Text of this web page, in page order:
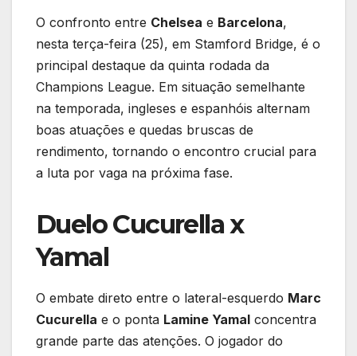
O confronto entre Chelsea e Barcelona,
nesta terça-feira (25), em Stamford Bridge, é o
principal destaque da quinta rodada da
Champions League. Em situação semelhante
na temporada, ingleses e espanhóis alternam
boas atuações e quedas bruscas de
rendimento, tornando o encontro crucial para
a luta por vaga na próxima fase.
Duelo Cucurella x
Yamal
O embate direto entre o lateral-esquerdo Marc
Cucurella e o ponta Lamine Yamal concentra
grande parte das atenções. O jogador do